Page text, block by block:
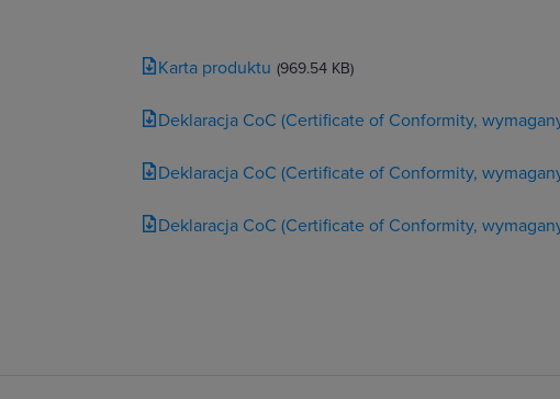
Karta produktu (969.54 KB)
Deklaracja CoC (Certificate of Conformity,
Deklaracja CoC (Certificate of Conformity,
Deklaracja CoC (Certificate of Conformity,